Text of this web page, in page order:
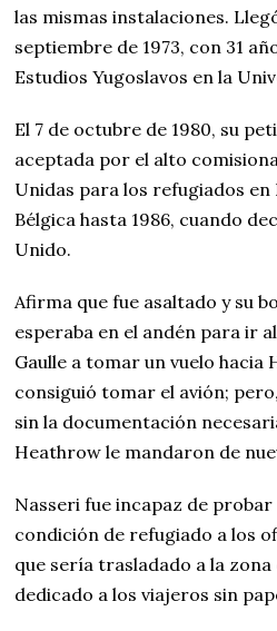
las mismas instalaciones.
septiembre de 1973, con 31
Estudios Yugoslavos en la
El 7 de octubre de 1980, su
aceptada por el alto
Unidas para los refugiados en
Bélgica hasta 1986, cuando
Unido.
Afirma que fue asaltado y su
esperaba en el andén para ir
Gaulle a tomar un vuelo hacia
consiguió tomar el avión;
sin la documentación
Heathrow le mandaron de
Nasseri fue incapaz de
condición de refugiado a los
que sería trasladado a la zona
dedicado a los viajeros sin